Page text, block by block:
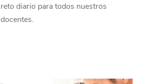
reto diario para todos nuestros
docentes.